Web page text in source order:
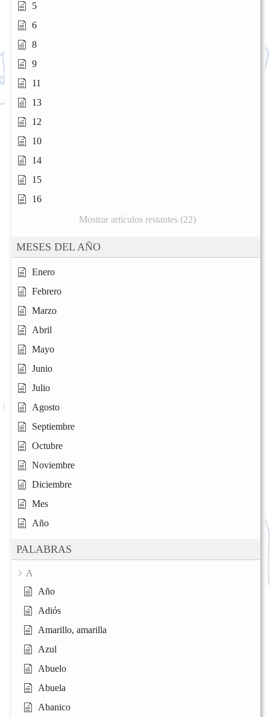
5
6
8
9
11
13
12
10
14
15
16
Mostrar artículos restantes (22)
MESES DEL AÑO
Enero
Febrero
Marzo
Abril
Mayo
Junio
Julio
Agosto
Septiembre
Octubre
Noviembre
Diciembre
Mes
Año
PALABRAS
A
Año
Adiós
Amarillo, amarilla
Azul
Abuelo
Abuela
Abanico